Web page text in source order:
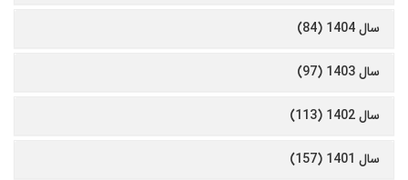
سال 1404 (84)
سال 1403 (97)
سال 1402 (113)
سال 1401 (157)